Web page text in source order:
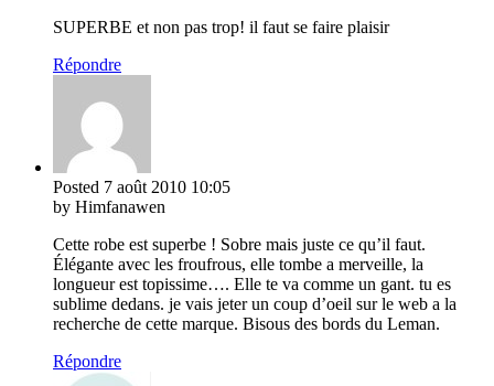
SUPERBE et non pas trop! il faut se faire plaisir
Répondre
Posted 7 août 2010 10:05
by Himfanawen
Cette robe est superbe ! Sobre mais juste ce qu’il faut.
Élégante avec les froufrous, elle tombe a merveille, la
longueur est topissime…. Elle te va comme un gant. tu es
sublime dedans. je vais jeter un coup d’oeil sur le web a la
recherche de cette marque. Bisous des bords du Leman.
Répondre